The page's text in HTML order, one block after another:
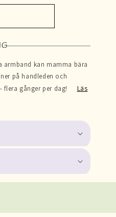
armband kan mamma bära
på handleden och
gånger per dag!
Läs